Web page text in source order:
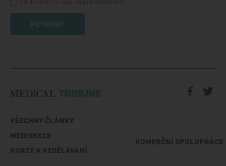
POTVRDIT
VŠECHNY ČLÁNKY
MEDISEKCE
KURZY A VZDĚLÁVÁNÍ
KOMERČNÍ SPOLUPRÁCE